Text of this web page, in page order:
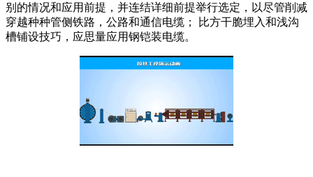
别的情况和应用前提，并连结详细前提举行选定，以尽管削减
穿越种种管侧铁路，公路和通信电缆； 比方干脆埋入和浅沟
槽铺设技巧，应思量应用钢铠装电缆。